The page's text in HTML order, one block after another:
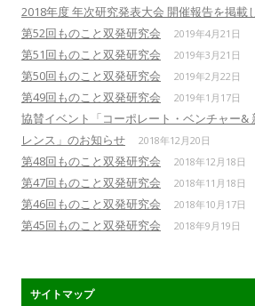
2018年度 年次研究発表大会 開催報告を掲載
第52回ものこと双発研究会 2019年4月21日
第51回ものこと双発研究会 2019年3月21日
第50回ものこと双発研究会 2019年2月22日
第49回ものこと双発研究会 2019年1月17日
協賛イベント「コーポレート・ベンチャー&
レンス」のお知らせ
2018年12月20日
第48回ものこと双発研究会 2018年12月18日
第47回ものこと双発研究会 2018年11月18日
第46回ものこと双発研究会 2018年10月17日
第45回ものこと双発研究会 2018年9月19日
サイトマップ